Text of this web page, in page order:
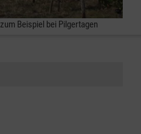
Beispiel bei Pilgertagen